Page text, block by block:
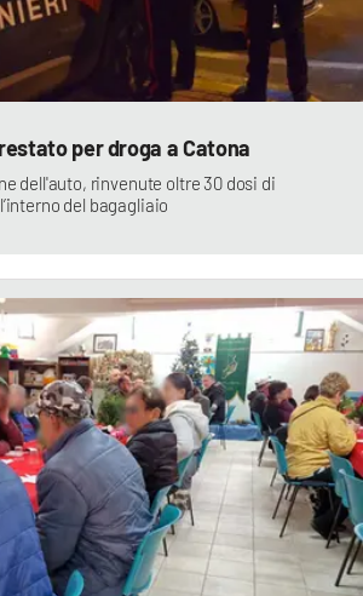
per droga a Catona
dell'auto, rinvenute oltre 30 dosi di
del bagagliaio